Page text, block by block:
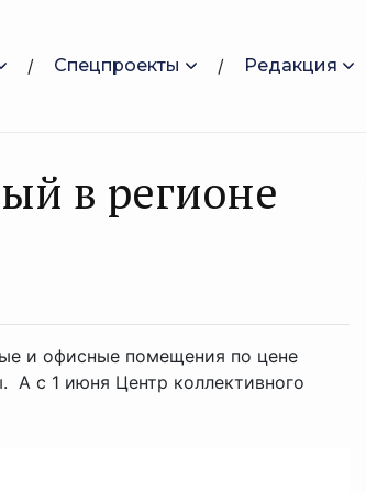
Спецпроекты Редакция
в регионе
и офисные помещения по цене
А с 1 июня Центр коллективного